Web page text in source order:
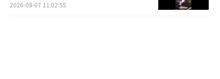
2026-08-07 11:02:55